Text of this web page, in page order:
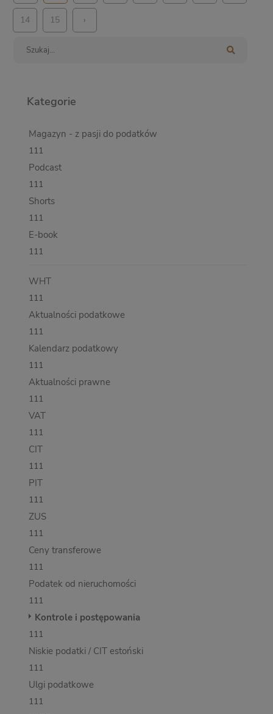
14 15 ›
Kategorie
Magazyn - z pasji do podatków
111
Podcast
111
Shorts
111
E-book
111
WHT
111
Aktualności podatkowe
111
Kalendarz podatkowy
111
Aktualności prawne
111
VAT
111
CIT
111
PIT
111
ZUS
111
Ceny transferowe
111
Podatek od nieruchomości
111
Kontrole i postępowania
111
Niskie podatki / CIT estoński
111
Ulgi podatkowe
111